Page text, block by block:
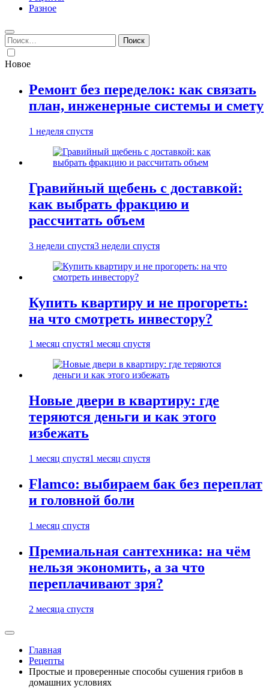
Разное
Найти:
Новое
Ремонт без переделок: как связать
план, инженерные системы и смету
1 неделя спустя
Гравийный щебень с доставкой:
как выбрать фракцию и
рассчитать объем
3 недели спустя3 недели спустя
Купить квартиру и не прогореть:
на что смотреть инвестору?
1 месяц спустя1 месяц спустя
Новые двери в квартиру: где
теряются деньги и как этого
избежать
1 месяц спустя1 месяц спустя
Flamco: выбираем бак без переплат
и головной боли
1 месяц спустя
Премиальная сантехника: на чём
нельзя экономить, а за что
переплачивают зря?
2 месяца спустя
Главная
Рецепты
Простые и проверенные способы сушения грибов в
домашних условиях